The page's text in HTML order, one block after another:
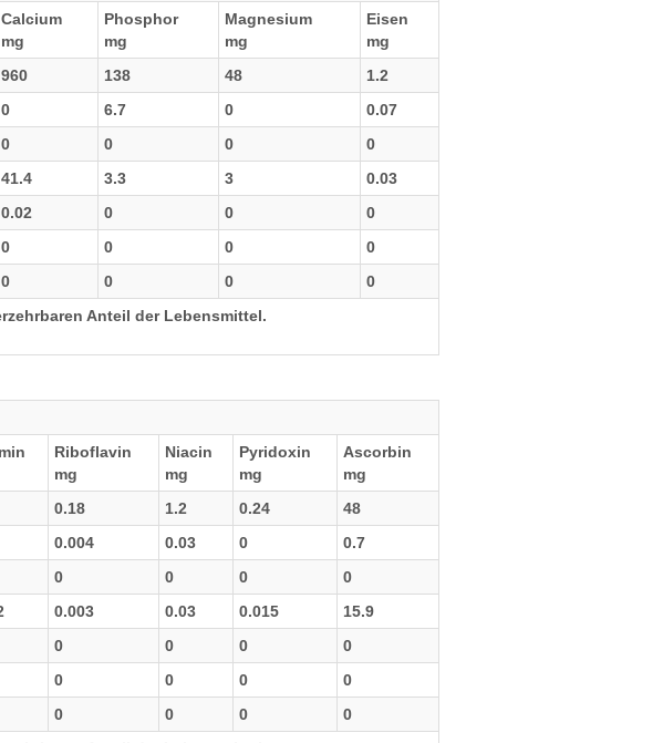
Calcium
mg
Phosphor
mg
Magnesium
mg
Eisen
mg
960 138 48
1.2
0 6.7 0
0.07
0 0 0
0
41.4 3.3 3
0.03
0.02 0 0
0
0 0 0
0
0 0 0
0
Anteil der Lebensmittel.
Riboflavin
mg
Niacin
mg
Pyridoxin
mg
Ascorbin
mg
0.18 1.2 0.24
48
0.004 0.03 0
0.7
0 0 0
0
0.003 0.03 0.015
15.9
0 0 0
0
0 0 0
0
0 0 0
0